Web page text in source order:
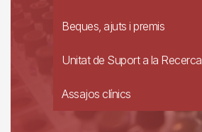
Beques, ajuts i premis
Unitat de Suport a la Recerca
Assajos clínics